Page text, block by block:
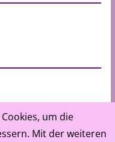
um die
Mit der weiteren